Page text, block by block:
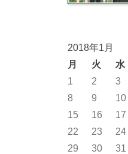
2018年1月
月
火 水
1
2 3
8
9 10
15
16 17
22
23 24
29
30 31